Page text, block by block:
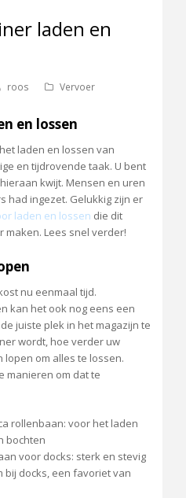
laden en
roos Vervoer
en lossen
laden en lossen van
en tijdrovende taak. U bent
kwijt. Mensen en uren
had ingezet. Gelukkig zijn er
laden en lossen die dit
Lees snel verder!
nu eenmaal tijd.
kan het ook nog eens een
juiste plek in het magazijn te
wordt, hoe verder uw
om alles te lossen.
manieren om dat te
rollenbaan: voor het laden
bochten
voor docks: sterk en stevig
bij docks, een favoriet van